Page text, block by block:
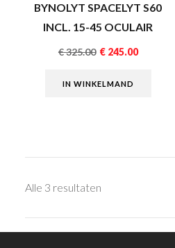
BYNOLYT SPACELYT S60
INCL. 15-45 OCULAIR
€325.00 €245.00
IN WINKELMAND
Alle 3 resultaten